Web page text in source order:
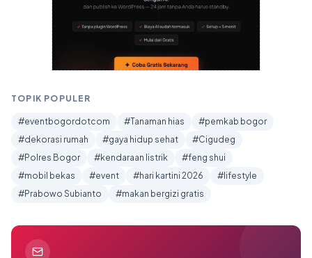
TOPIK POPULER
#eventbogordotcom #Tanaman hias
#pemkab bogor
#dekorasi rumah
#gaya hidup sehat
#Cigudeg
#Polres Bogor
#kendaraan listrik
#feng shui
#mobil bekas
#event #hari kartini 2026
#lifestyle
#Prabowo Subianto
#makan bergizi gratis